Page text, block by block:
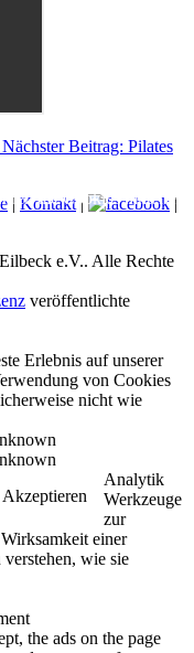
die Cookies hinterlegt
Nächster Beitrag: Pilates
| Kontakt | |
e.V.. Alle Rechte
veröffentlichte
Erlebnis auf unserer
von Cookies
nicht wie
Akzeptieren
Analytik
Werkzeuge
zur
einer
verstehen, wie sie
the ads on the page